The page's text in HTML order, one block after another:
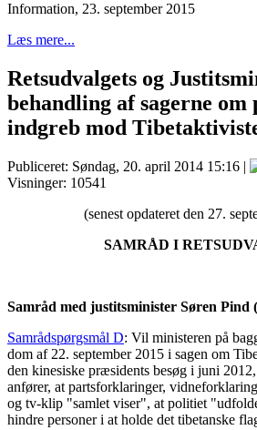
Information, 23. september 2015
Læs mere...
Retsudvalgets og
behandling af sagerne om
indgreb mod
Publiceret: Søndag, 20. april 2014 15:16 |
Visninger: 10541
(senest opdateret den 27.
SAMRÅD I
Samråd med justitsminister Søren Pind
Samrådspørgsmål D: Vil ministeren på
dom af 22. september 2015 i sagen om
den kinesiske præsidents besøg i juni
anfører, at partsforklaringer,
og tv-klip "samlet viser", at politiet
hindre personer i at holde det tibetanske